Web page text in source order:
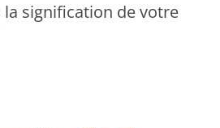
la signification de votre